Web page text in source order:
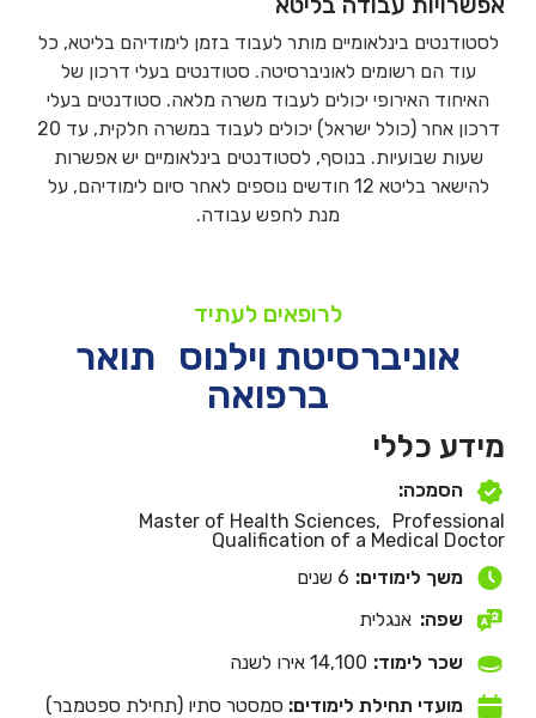
לסטודנטים בינלאומיים מותר לעבוד בזמן לימודיהם בליטא, כל
עוד הם רשומים לאוניברסיטה. סטודנטים בעלי דרכון של
האיחוד האירופי יכולים לעבוד משרה מלאה. סטודנטים בעלי
דרכון אחר (כולל ישראל) יכולים לעבוד במשרה חלקית, עד 20
שעות שבועיות. בנוסף, לסטודנטים בינלאומיים יש אפשרות
להישאר בליטא 12 חודשים נוספים לאחר סיום לימודיהם, על
מנת לחפש עבודה.
לרופאים לעתיד
אוניברסיטת וילנוס תואר
ברפואה
מידע כללי
הסמכה:
Master of Health Sciences, Professional
Qualification of a Medical Doctor
משך לימודים: 6 שנים
שפה: אנגלית
שכר לימוד: 14,100 אירו לשנה
מועדי תחילת לימודים: סמסטר סתיו (תחילת ספטמבר)